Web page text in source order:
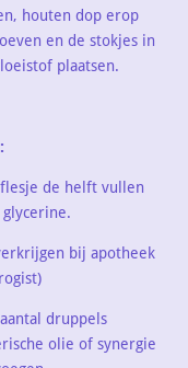
houten dop erop
en de stokjes in
plaatsen.
de helft vullen
bij apotheek
druppels
olie of synergie